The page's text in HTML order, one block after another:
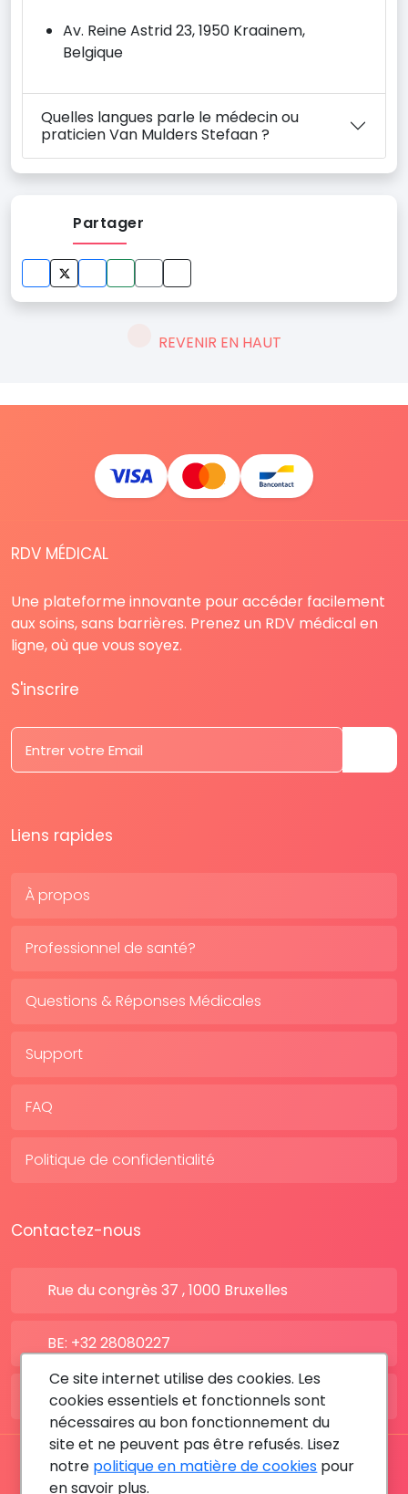
Av. Reine Astrid 23, 1950 Kraainem,
Belgique
Quelles langues parle le médecin ou
praticien Van Mulders Stefaan ?
Partager
REVENIR EN HAUT
RDV MÉDICAL
Une plateforme innovante pour accéder facilement
aux soins, sans barrières. Prenez un RDV médical en
ligne, où que vous soyez.
S'inscrire
Liens rapides
À propos
Professionnel de santé?
Questions & Réponses Médicales
Support
FAQ
Politique de confidentialité
Contactez-nous
Rue du congrès 37 , 1000 Bruxelles
BE: +32 28080227
FR: +33 183642895
Tous les droits sont réservés © 2026 RDV MÉDICAL By
Ce site internet utilise des cookies. Les
cookies essentiels et fonctionnels sont
nécessaires au bon fonctionnement du
site et ne peuvent pas être refusés. Lisez
notre politique en matière de cookies pour
en savoir plus.